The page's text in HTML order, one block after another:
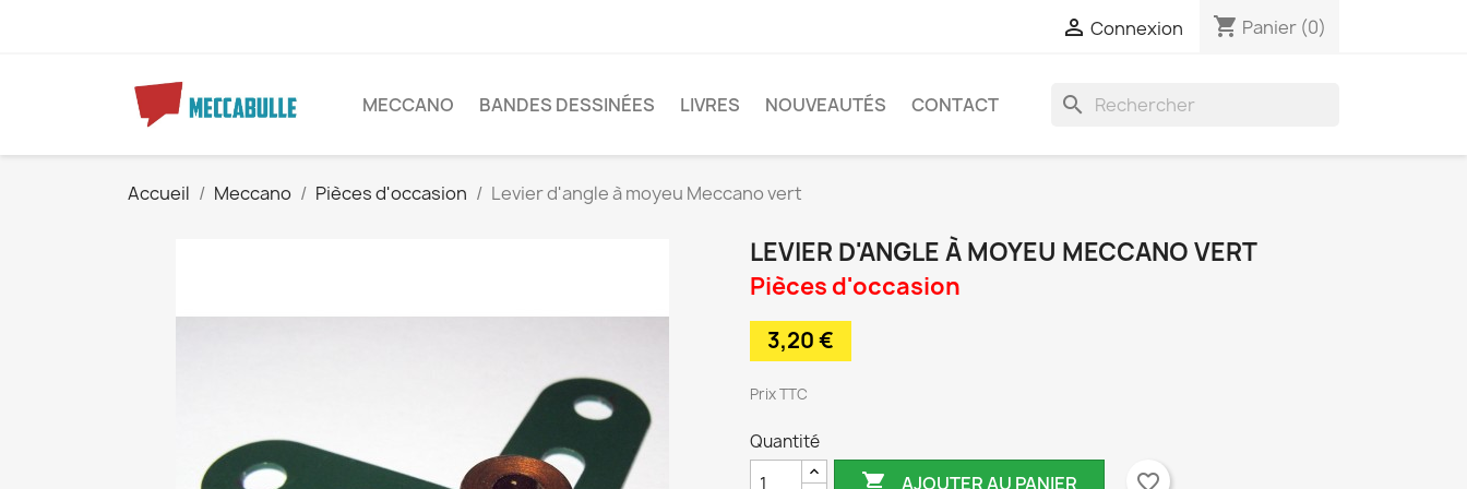
 Connexion shopping_cart Panier (0)
MECCANO BANDES DESSINÉES LIVRES NOUVEAUTÉS CONTACT search
Accueil Meccano Pièces d'occasion Levier d'angle à moyeu Meccano vert
LEVIER D'ANGLE À MOYEU MECCANO VERT
Pièces d'occasion
3,20 €
TTC
Quantité
 AJOUTER AU PANIER favorite_border